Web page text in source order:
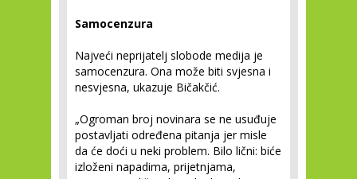
Samocenzura
Najveći neprijatelj slobode medija je
samocenzura. Ona može biti svjesna i
nesvjesna, ukazuje Bičakčić.
„Ogroman broj novinara se ne usuđuje
postavljati određena pitanja jer misle
da će doći u neki problem. Bilo lični: biće
izloženi napadima, prijetnjama,